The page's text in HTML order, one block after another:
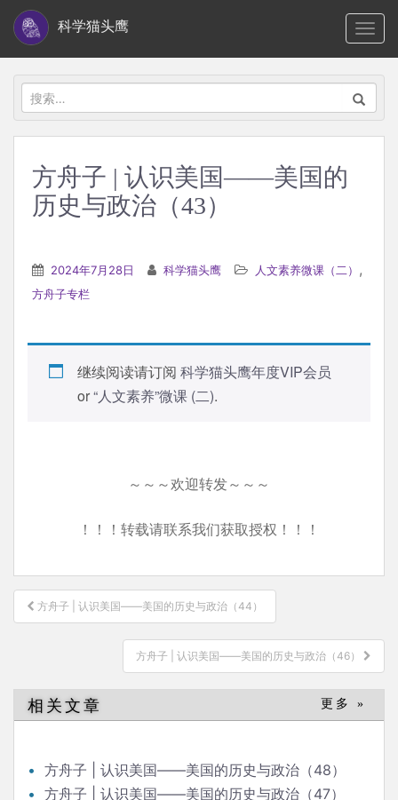
i
科学猫头鹰
搜
索：
方舟子 | 认识美国——美国的
历史与政治（43）
2024年7月28日 科学猫头鹰 人文素养微课（二） ,
方舟子专栏
继续阅读请订阅 科学猫头鹰年度VIP会员
or“人文素养”微课 (二).
～～～欢迎转发～～～
！！！转载请联系我们获取授权！！！
文
章
方舟子 | 认识美国——美国的历史与政治（44）
方舟子 | 认识美国——美国的历史与政治（46）
相关文章 更多 »
方舟子 | 认识美国——美国的历史与政治（48）
方舟子 | 认识美国——美国的历史与政治（47）